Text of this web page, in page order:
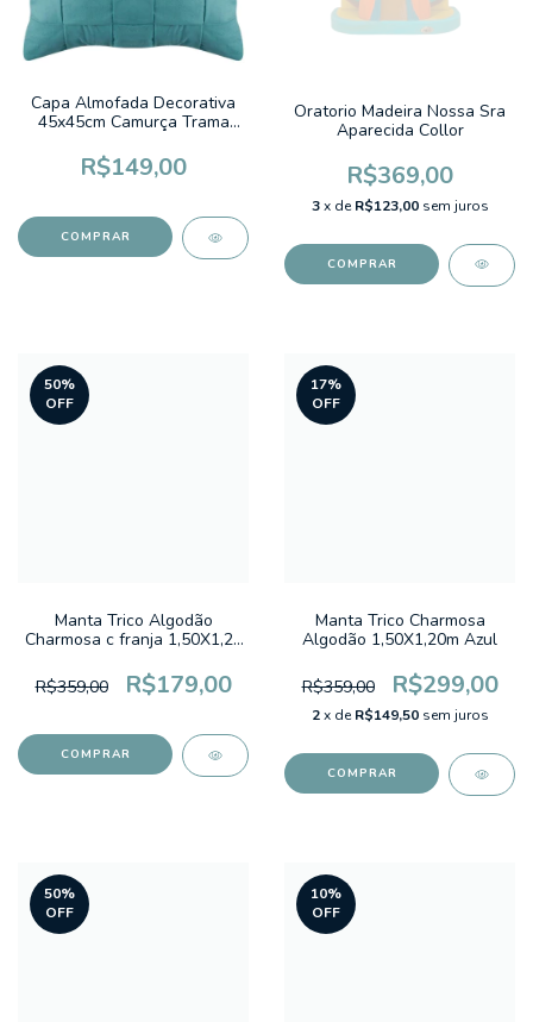
Capa Almofada Decorativa
45x45cm Camurça Trama
R$149,00
Oratorio Madeira Nossa Sra
Aparecida Collor
R$369,00
3 x deR$123,00 sem juros
50%
OFF
Manta Trico Algodão
Charmosa c franja 1,50X1,20
R$359,00
R$179,00
17%
OFF
Manta Trico Charmosa
Algodão 1,50X1,20m Azul
R$359,00 R$299,00
2 x deR$149,50 sem juros
50%
OFF
10%
OFF